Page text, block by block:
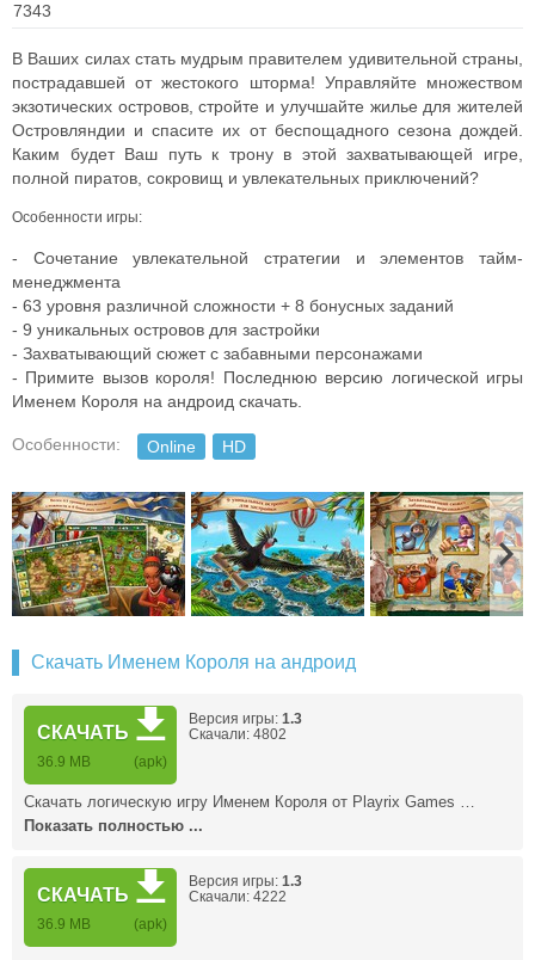
7343
В Ваших силах стать мудрым правителем удивительной страны,
пострадавшей от жестокого шторма! Управляйте множеством
экзотических островов, стройте и улучшайте жилье для жителей
Островляндии и спасите их от беспощадного сезона дождей.
Каким будет Ваш путь к трону в этой захватывающей игре,
полной пиратов, сокровищ и увлекательных приключений?
Особенности игры:
- Сочетание увлекательной стратегии и элементов тайм-
менеджмента
- 63 уровня различной сложности + 8 бонусных заданий
- 9 уникальных островов для застройки
- Захватывающий сюжет с забавными персонажами
- Примите вызов короля! Последнюю версию логической игры
Именем Короля на андроид скачать.
Особенности: Online HD
Скачать Именем Короля на андроид
СКАЧАТЬ
36.9 MB (apk)
Версия игры: 1.3
Скачали: 4802
Скачать логическую игру Именем Короля от Playrix Games …
Показать полностью ...
СКАЧАТЬ
36.9 MB (apk)
Версия игры: 1.3
Скачали: 4222